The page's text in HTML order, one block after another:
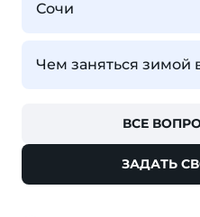
Сочи
Чем заняться зимой
ВСЕ
ЗАДАТЬ